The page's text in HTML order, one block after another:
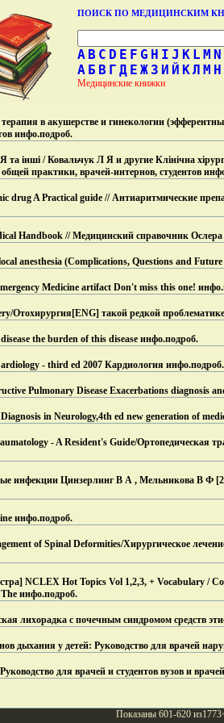
ПОИСК ПО МЕДИЦИНСКИМ
A B C D E F G H I J K L M N
А Б В Г Д Е Ж З И Й КЛ М Н
Медицинские книжки
в акушерстве и гинекологии
инфо.подроб.
та інші / Ковальчук Л Я и другие Клінічна
практики, врачей-интернов, студентов
drug A Practical guide // Антиаритмические
Handbook // Медицинский справочник
anesthesia (Complications, Questions and
Medicine artifact Don't miss this one! инфо.
Отохирургия[ENG] такой редкой
the burden of this disease инфо.подроб.
- third ed 2007 Кардиология инфо.подроб.
Pulmonary Disease Exacerbations diagnosis
in Neurology,4th ed new generation of
- A Resident's Guide/Ортопедическая
инфекции Цинзерлинг В А , Мельникова В Ф
инфо.подроб.
of Spinal Deformities/Хирургическое
NCLEX Hot Topics Vol 1,2,3, + Vocabulary /
инфо.подроб.
лихорадка с почечным синдромом средств
дыхания у детей: Руководство для врачей
для врачей и студентов вузов и
Показаны 601-620